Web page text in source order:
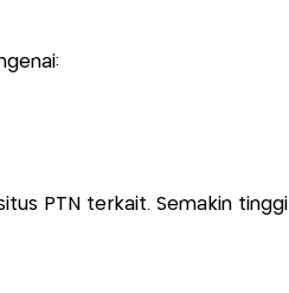
PTN terkait. Semakin tinggi